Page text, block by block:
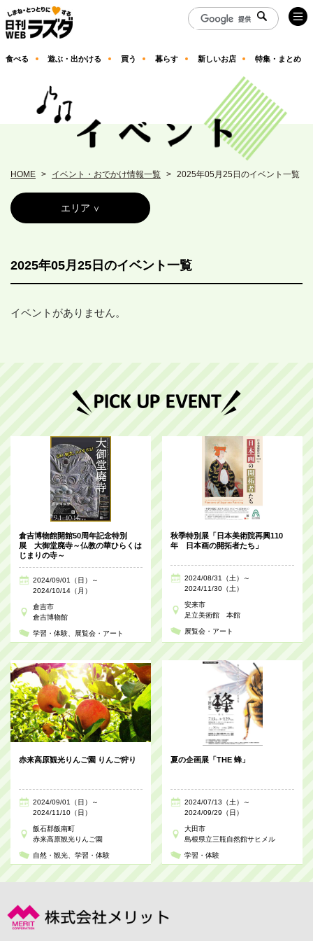
食べる 遊ぶ・出かける 買う 暮らす 新しいお店 特集・まとめ
HOME イベント・おでかけ情報一覧 2025年05月25日のイベント一覧
エリア
2025年05月25日のイベント一覧
イベントがありません。
倉吉博物館開館50周年記念特別
展 大御堂廃寺～仏教の華ひらくは
じまりの寺～
2024/09/01（日）～
2024/10/14（月）
倉吉市
倉吉博物館
学習・体験 展覧会・アート
秋季特別展「日本美術院再興110
年 日本画の開拓者たち」
2024/08/31（土）～
2024/11/30（土）
安来市
足立美術館 本館
展覧会・アート
赤来高原観光りんご園 りんご狩り
2024/09/01（日）～
2024/11/10（日）
飯石郡飯南町
赤来高原観光りんご園
自然・観光 学習・体験
夏の企画展「THE 蜂」
2024/07/13（土）～
2024/09/29（日）
大田市
島根県立三瓶自然館サヒメル
学習・体験